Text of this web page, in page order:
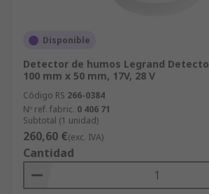
Disponible
Detector de humos Legrand
100 mm x 50 mm, 17V, 28 V
Código RS 266-0384
Nº ref. fabric. 0 406 71
Subtotal (1 unidad)
260,60 €(exc. IVA)
Cantidad